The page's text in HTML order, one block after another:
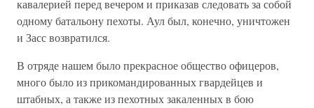
кавалерией перед вечером и приказав следовать за собой
одному батальону пехоты. Аул был, конечно, уничтожен
и Засс возвратился.
В отряде нашем было прекрасное общество офицеров,
много было из прикомандированных гвардейцев и
штабных, а также из пехотных закаленных в бою